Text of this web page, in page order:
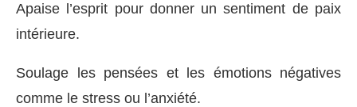
Apaise l’esprit pour donner un sentiment de paix
intérieure.
Soulage les pensées et les émotions négatives
comme le stress ou l’anxiété.